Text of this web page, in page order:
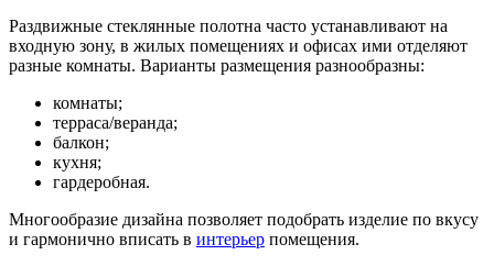
Раздвижные стеклянные полотна часто устанавливают на
входную зону, в жилых помещениях и офисах ими отделяют
разные комнаты. Варианты размещения разнообразны:
комнаты;
терраса/веранда;
балкон;
кухня;
гардеробная.
Многообразие дизайна позволяет подобрать изделие по вкусу
и гармонично вписать в интерьер помещения.